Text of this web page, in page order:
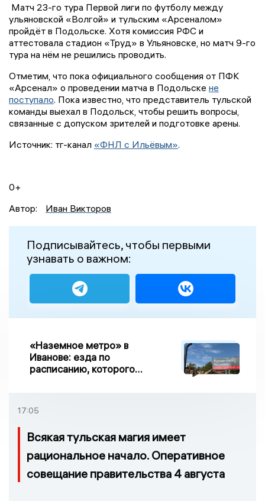
Матч 23-го тура Первой лиги по футболу между
ульяновской «Волгой» и тульским «Арсеналом»
пройдёт в Подольске. Хотя комиссия РФС и
аттестовала стадион «Труд» в Ульяновске, но матч 9-го
тура на нём не решились проводить.
Отметим, что пока официального сообщения от ПФК
«Арсенал» о проведении матча в Подольске не
поступало. Пока известно, что представитель тульской
команды выехал в Подольск, чтобы решить вопросы,
связанные с допуском зрителей и подготовке арены.
Источник: тг-канал «ФНЛ с Ильёвым».
0+
Автор:
Иван Викторов
Подписывайтесь, чтобы первыми
узнавать о важном:
«Наземное метро» в
Иванове: езда по
расписанию, которого
17:05
Всякая тульская магия имеет
рациональное начало. Оперативное
совещание правительства 4 августа